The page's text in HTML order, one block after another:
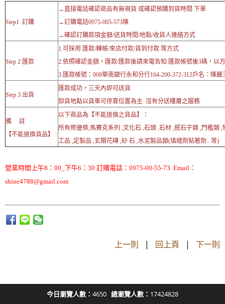
Step1 訂購
→直接電話確認商品有無現貨 或確認預購到貨時間 下單
→訂購電話0975-005-573陳
→確認訂購款項金額/送貨時間/地點/收貨人連絡方式
Step 2 匯款
1.可採用 匯款/轉帳/來店付款/貨到付款 等方式
2.依照確認金額，匯款/匯款後請來電告知 匯款帳號後3碼，以
3.匯款帳號：008華南銀行永和分行164-200-372-312戶名：陳麗
Step 3 出貨
匯款成功，三天內即可送貨
卸貨地點以貨車可停靠位置為主 沒有分送樓層之服務
備 註
【不能退換貨品】
以下商品為【不能退換之貨品】：
所有修邊條,馬賽克系列 ,文化石 ,石頭 ,石材 ,抿石子類 ,門檻類 ,
工品 ,定製品 ,玄關花磚 ,砂 石 ,水泥製品類(填縫劑粘著劑...等)
營業時間上午8：00_下午6：30 訂購電話：0975-00-55-73 Email：
shine4788@gmail.com
上一則 | 回上頁 | 下一則
今日瀏覽人數： 4650 總瀏覽人數： 17424828